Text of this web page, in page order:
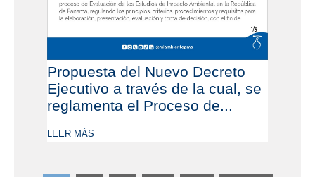
Propuesta del Nuevo Decreto
Ejecutivo a través de la cual, se
reglamenta el Proceso de...
LEER MÁS